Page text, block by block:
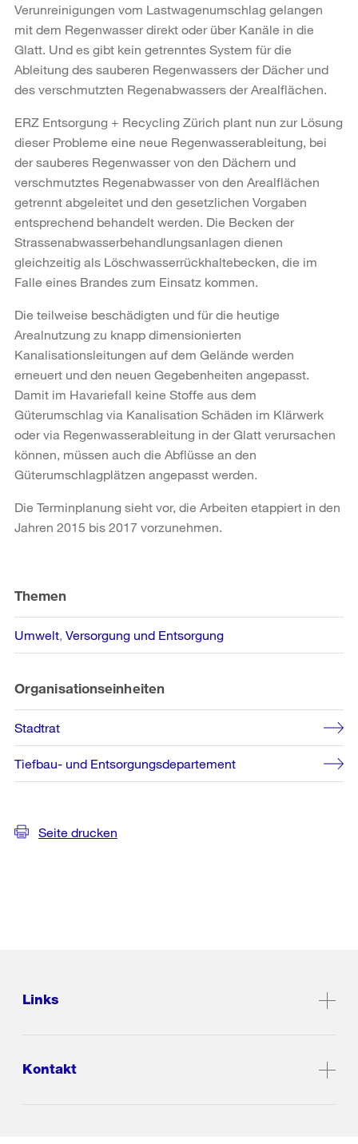
Verunreinigungen vom Lastwagenumschlag gelangen
mit dem Regenwasser direkt oder über Kanäle in die
Glatt. Und es gibt kein getrenntes System für die
Ableitung des sauberen Regenwassers der Dächer und
des verschmutzten Regenabwassers der Arealflächen.
ERZ Entsorgung + Recycling Zürich plant nun zur Lösung
dieser Probleme eine neue Regenwasserableitung, bei
der sauberes Regenwasser von den Dächern und
verschmutztes Regenabwasser von den Arealflächen
getrennt abgeleitet und den gesetzlichen Vorgaben
entsprechend behandelt werden. Die Becken der
Strassenabwasserbehandlungsanlagen dienen
gleichzeitig als Löschwasserrückhaltebecken, die im
Falle eines Brandes zum Einsatz kommen.
Die teilweise beschädigten und für die heutige
Arealnutzung zu knapp dimensionierten
Kanalisationsleitungen auf dem Gelände werden
erneuert und den neuen Gegebenheiten angepasst.
Damit im Havariefall keine Stoffe aus dem
Güterumschlag via Kanalisation Schäden im Klärwerk
oder via Regenwasserableitung in der Glatt verursachen
können, müssen auch die Abflüsse an den
Güterumschlagplätzen angepasst werden.
Die Terminplanung sieht vor, die Arbeiten etappiert in den
Jahren 2015 bis 2017 vorzunehmen.
Informationen
Themen
Umwelt Versorgung und Entsorgung
Organisationseinheiten
Stadtrat
Tiefbau- und Entsorgungsdepartement
Seite drucken
Links
Kontakt